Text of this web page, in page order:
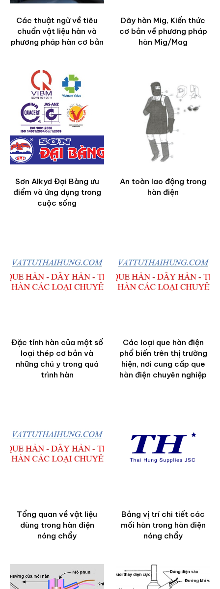
Các thuật ngữ về tiêu
chuẩn vật liệu hàn và
phương pháp hàn cơ bản
Dây hàn Mig, Kiến thức
cơ bản về phương pháp
hàn Mig/Mag
Sơn Alkyd Đại Bàng ưu
điểm và ứng dụng trong
cuộc sống
An toàn lao động trong
hàn điện
Đặc tính hàn của một số
loại thép cơ bản và
những chú y trong quá
trình hàn
Các loại que hàn điện
phổ biến trên thị trường
hiện, nơi cung cấp que
hàn điện chuyên nghiệp
Tổng quan về vật liệu
dùng trong hàn điện
nóng chẩy
Bảng vị trí chi tiết các
mối hàn trong hàn điện
nóng chẩy